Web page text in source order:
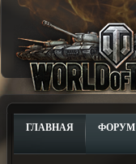
ГЛАВНАЯ ФОРУМ